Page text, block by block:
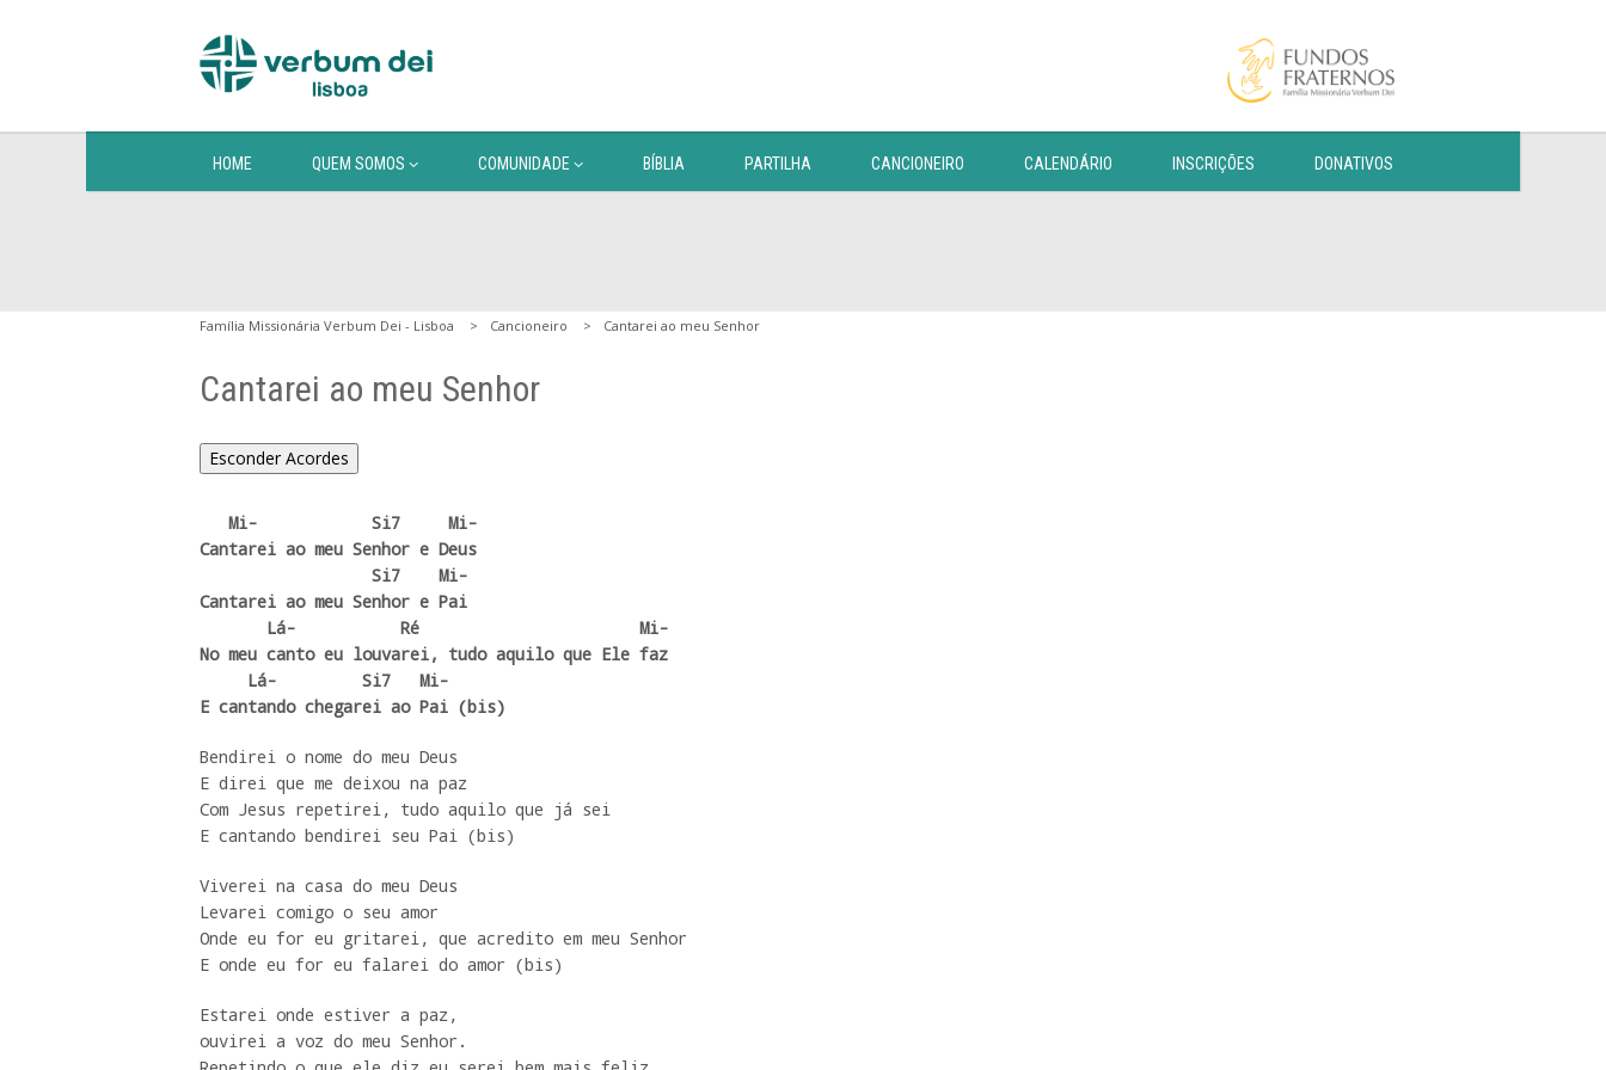
HOME QUEM SOMOS COMUNIDADE BÍBLIA PARTILHA CANCIONEIRO CALENDÁRIO INSCRIÇÕES DONATIVOS
Família Missionária Verbum Dei - Lisboa Cancioneiro Cantarei ao meu Senhor
Cantarei ao meu Senhor
Esconder Acordes
Cantarei ao meu Senhor e Deus
Cantarei ao meu Senhor e Pai
No meu canto eu louvarei, tudo aquilo que Ele faz
E cantando chegarei ao Pai (bis)
Bendirei o nome do meu Deus
E direi que me deixou na paz
Com Jesus repetirei, tudo aquilo que já sei
E cantando bendirei seu Pai (bis)
Viverei na casa do meu Deus
Levarei comigo o seu amor
Onde eu for eu gritarei, que acredito em meu Senhor
E onde eu for eu falarei do amor (bis)
Estarei onde estiver a paz,
ouvirei a voz do meu Senhor.